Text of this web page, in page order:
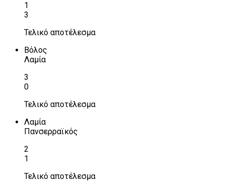
1
3
Τελικό αποτέλεσμα
Βόλος
Λαμία
3
0
Τελικό αποτέλεσμα
Λαμία
Πανσερραϊκός
2
1
Τελικό αποτέλεσμα